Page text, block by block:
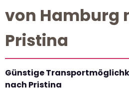
von Hamburg
Pristina
Günstige
nach Pristina